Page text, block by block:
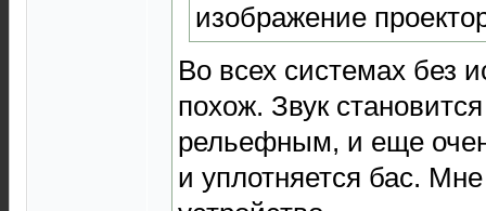
изображение
Во всех системах без
похож. Звук
рельефным, и еще
и уплотняется бас.